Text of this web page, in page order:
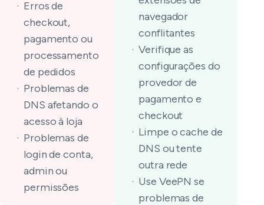
Erros de
checkout,
pagamento ou
processamento
de pedidos
Problemas de
DNS afetando o
acesso à loja
Problemas de
login de conta,
admin ou
permissões
navegador
conflitantes
Verifique as
configurações do
provedor de
pagamento e
checkout
Limpe o cache de
DNS ou tente
outra rede
Use VeePN se
problemas de